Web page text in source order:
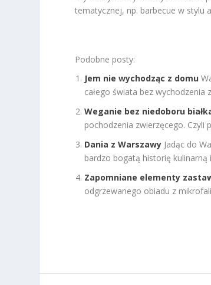
tematycznej, np. barbecue w stylu
Podobne posty:
Jem nie wychodząc z domu
całego świata bez
Weganie bez niedoboru
pochodzenia zwierzęcego.
Dania z Warszawy Jadąc do
bardzo bogatą historię kulinarną
Zapomniane elementy
odgrzewanego obiadu z